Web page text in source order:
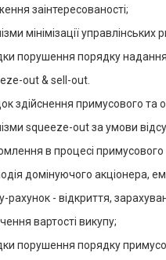
заінтересованості;
мінімізації управлінських
порушення порядку
out & sell-out.
здійснення примусового та
squeeze-out за умови
в процесі примусового
домінуючого акціонера,
рахунок - відкриття,
вартості викупу;
порушення порядку